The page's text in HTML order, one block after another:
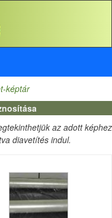
képtár
az adott képhez
diavetítés indul.